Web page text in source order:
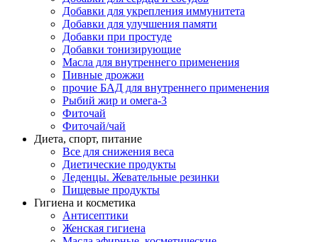
Добавки для укрепления иммунитета
Добавки для улучшения памяти
Добавки при простуде
Добавки тонизирующие
Масла для внутреннего применения
Пивные дрожжи
прочие БАД для внутреннего применения
Рыбий жир и омега-3
Фиточай
Фиточай/чай
Диета, спорт, питание
Все для снижения веса
Диетические продукты
Леденцы. Жевательные резинки
Пищевые продукты
Гигиена и косметика
Антисептики
Женская гигиена